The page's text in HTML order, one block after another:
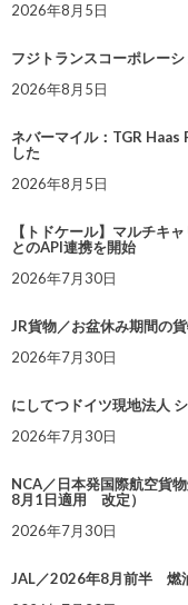
2026年8月5日
フジトランスコーポレー
2026年8月5日
ネバーマイル：TGR Haas
した
2026年8月5日
【トドケール】マルチキ
とのAPI連携を開始
2026年7月30日
JR貨物／お盆休み期間の
2026年7月30日
にしてつドイツ現地法人
2026年7月30日
NCA／日本発国際航空貨
8月1日適用 改定）
2026年7月30日
JAL／2026年8月前半 燃